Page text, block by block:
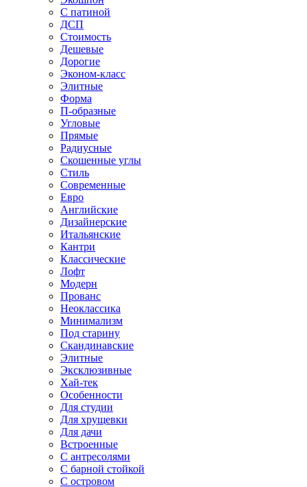
С патиной
ДСП
Стоимость
Дешевые
Дорогие
Эконом-класс
Элитные
Форма
П-образные
Угловые
Прямые
Радиусные
Скошенные углы
Стиль
Современные
Евро
Английские
Дизайнерские
Итальянские
Кантри
Классические
Лофт
Модерн
Прованс
Неоклассика
Минимализм
Под старину
Скандинавские
Элитные
Эксклюзивные
Хай-тек
Особенности
Для студии
Для хрущевки
Для дачи
Встроенные
С антресолями
С барной стойкой
С островом